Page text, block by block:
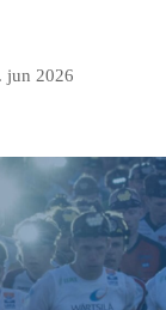
jun 2026